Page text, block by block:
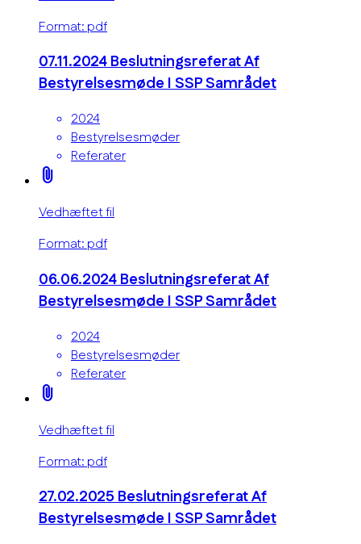
Format: pdf
07.11.2024 Beslutningsreferat Af
Bestyrelsesmøde I SSP Samrådet
2024
Bestyrelsesmøder
Referater
attach_file
Vedhæftet fil
Format: pdf
06.06.2024 Beslutningsreferat Af
Bestyrelsesmøde I SSP Samrådet
2024
Bestyrelsesmøder
Referater
attach_file
Vedhæftet fil
Format: pdf
27.02.2025 Beslutningsreferat Af
Bestyrelsesmøde I SSP Samrådet